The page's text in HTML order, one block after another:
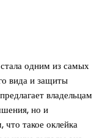
одним из самых
вида и защиты
владельцам
но и
такое оклейка